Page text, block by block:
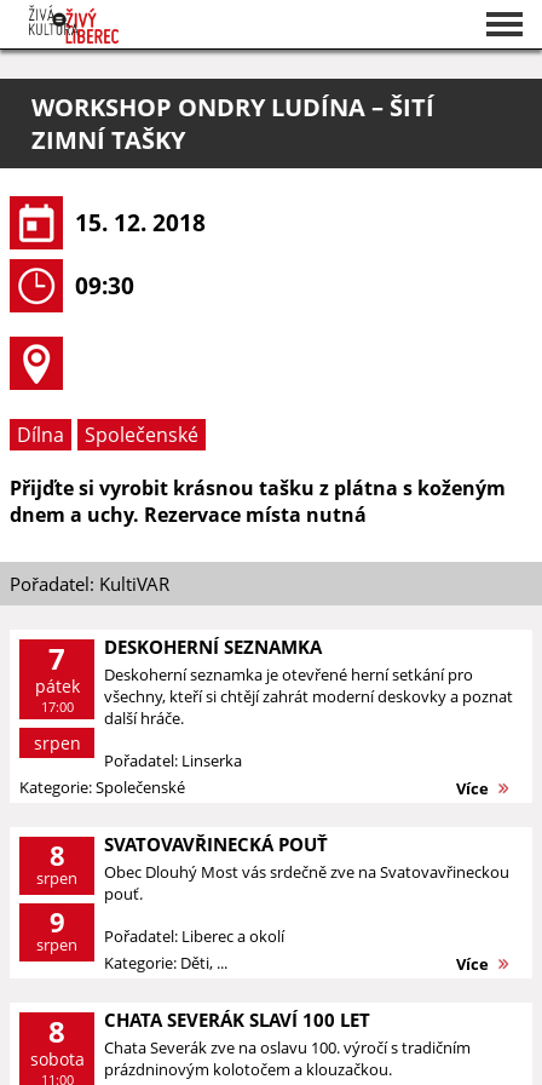
O projektu
Pořadatelé
WORKSHOP ONDRY LUDÍNA – ŠITÍ
ZIMNÍ TAŠKY
15. 12. 2018
09:30
Dílna
Společenské
Přijďte si vyrobit krásnou tašku z plátna s koženým
dnem a uchy. Rezervace místa nutná
Pořadatel: KultiVAR
7
pátek
17:00
srpen
DESKOHERNÍ SEZNAMKA
Deskoherní seznamka je otevřené herní setkání pro
všechny, kteří si chtějí zahrát moderní deskovky a poznat
další hráče.
Pořadatel: Linserka
Kategorie: Společenské
Více
8
srpen
9
srpen
SVATOVAVŘINECKÁ POUŤ
Obec Dlouhý Most vás srdečně zve na Svatovavřineckou
pouť.
Pořadatel: Liberec a okolí
Kategorie: Děti, ...
Více
8
sobota
11:00
CHATA SEVERÁK SLAVÍ 100 LET
Chata Severák zve na oslavu 100. výročí s tradičním
prázdninovým kolotočem a klouzačkou.